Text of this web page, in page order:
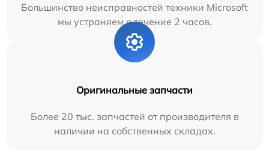
Большинство неисправностей техники Microsoft
мы устраняем в течение 2 часов.
Оригинальные запчасти
Более 20 тыс. запчастей от производителя в
наличии на собственных складах.